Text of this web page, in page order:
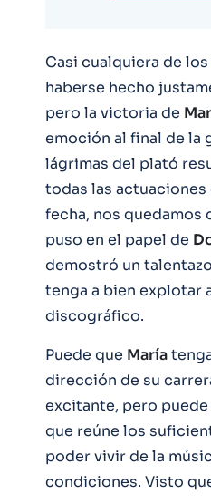
Casi cualquiera de
haberse hecho
pero la victoria de
emoción al final de la
lágrimas del plató
todas las actuaciones
fecha, nos quedamos
puso en el papel de
demostró un
tenga a bien explotar
discográfico.
Puede que María
dirección de su
excitante, pero puede
que reúne los
poder vivir de la
condiciones. Visto